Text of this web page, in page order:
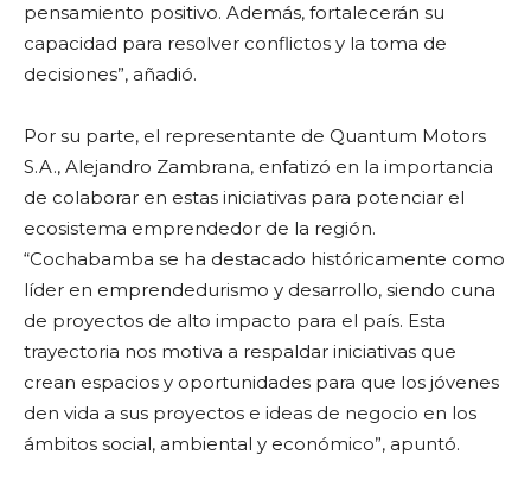
pensamiento positivo. Además, fortalecerán su
capacidad para resolver conflictos y la toma de
decisiones”, añadió.
Por su parte, el representante de Quantum Motors
S.A., Alejandro Zambrana, enfatizó en la importancia
de colaborar en estas iniciativas para potenciar el
ecosistema emprendedor de la región.
“Cochabamba se ha destacado históricamente como
líder en emprendedurismo y desarrollo, siendo cuna
de proyectos de alto impacto para el país. Esta
trayectoria nos motiva a respaldar iniciativas que
crean espacios y oportunidades para que los jóvenes
den vida a sus proyectos e ideas de negocio en los
ámbitos social, ambiental y económico”, apuntó.